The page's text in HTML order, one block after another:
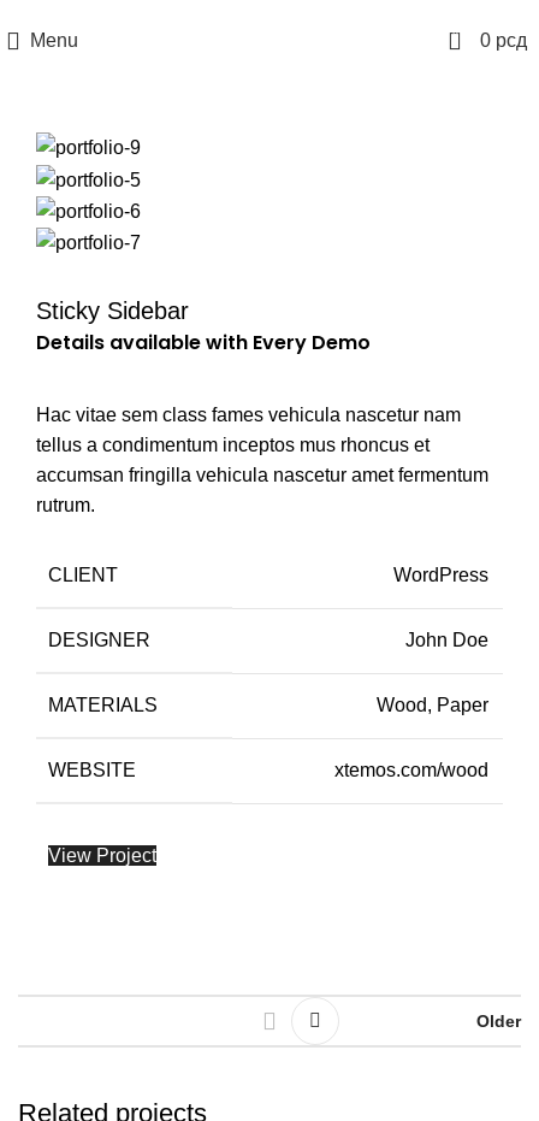
Menu 0 0 рсд
Sticky Sidebar
Details available with Every Demo
Hac vitae sem class fames vehicula nascetur nam
tellus a condimentum inceptos mus rhoncus et
accumsan fringilla vehicula nascetur amet fermentum
rutrum.
CLIENT WordPress
DESIGNER John Doe
MATERIALS Wood, Paper
WEBSITE xtemos.com/wood
View Project
Older
Related projects